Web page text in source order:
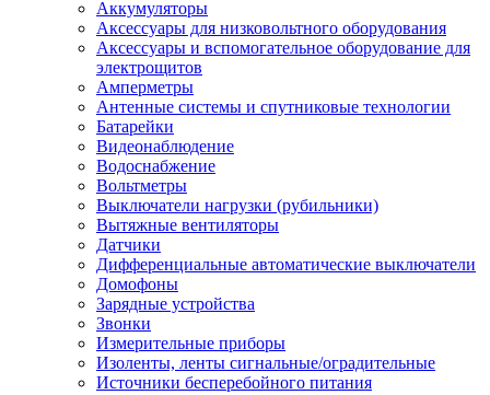
Аккумуляторы
Аксессуары для низковольтного оборудования
Аксессуары и вспомогательное оборудование для
электрощитов
Амперметры
Антенные системы и спутниковые технологии
Батарейки
Видеонаблюдение
Водоснабжение
Вольтметры
Выключатели нагрузки (рубильники)
Вытяжные вентиляторы
Датчики
Дифференциальные автоматические выключатели
Домофоны
Зарядные устройства
Звонки
Измерительные приборы
Изоленты, ленты сигнальные/оградительные
Источники бесперебойного питания